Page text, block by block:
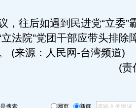
往后如遇到民进党“立委”
法院”党团干部应带头排除
(来源：人民网-台湾频道)
(责
搜索 网页 新闻